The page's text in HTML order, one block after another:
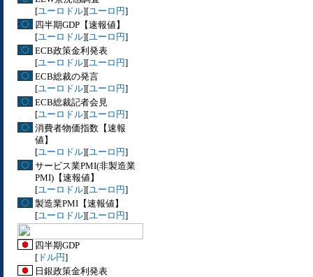
[ユーロドル][ユーロ円]
四半期GDP【速報値】
[ユーロドル][ユーロ円]
ECB政策金利発表
[ユーロドル][ユーロ円]
ECB総裁の発言
[ユーロドル][ユーロ円]
ECB総裁記者会見
[ユーロドル][ユーロ円]
消費者物価指数【速報
値】
[ユーロドル][ユーロ円]
サービス業PMI(非製造業
PMI)【速報値】
[ユーロドル][ユーロ円]
製造業PMI【速報値】
[ユーロドル][ユーロ円]
四半期GDP
[ ドル円]
日銀政策金利発表